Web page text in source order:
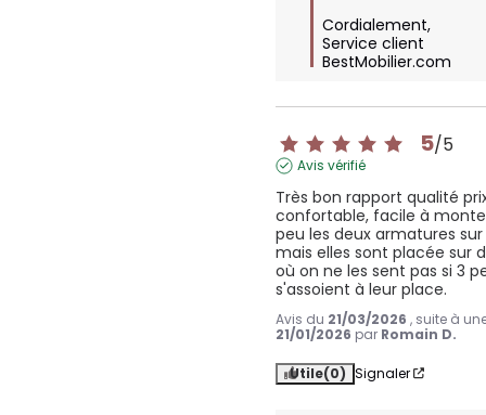
Cordialement,
Service client
BestMobilier.com
5/5
Avis vérifié
Très bon rapport qualité
confortable, facile à
peu les deux armatures sur
mais elles sont placée sur
où on ne les sent pas si 3
s'assoient à leur place.
Avis du 21/03/2026 , suite à
21/01/2026 par Romain D.
Utile(0) Signaler